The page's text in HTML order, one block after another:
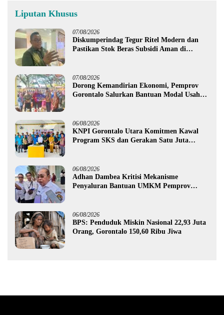
Liputan Khusus
07/08/2026
Diskumperindag Tegur Ritel Modern dan
Pastikan Stok Beras Subsidi Aman di
07/08/2026
Dorong Kemandirian Ekonomi, Pemprov
Gorontalo Salurkan Bantuan Modal Usaha
06/08/2026
KNPI Gorontalo Utara Komitmen Kawal
Program SKS dan Gerakan Satu Juta
06/08/2026
Adhan Dambea Kritisi Mekanisme
Penyaluran Bantuan UMKM Pemprov
06/08/2026
BPS: Penduduk Miskin Nasional 22,93 Juta
Orang, Gorontalo 150,60 Ribu Jiwa